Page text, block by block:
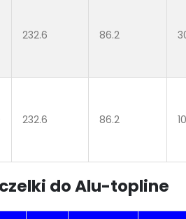
232.6 86.2
232.6 86.2
do Alu-topline